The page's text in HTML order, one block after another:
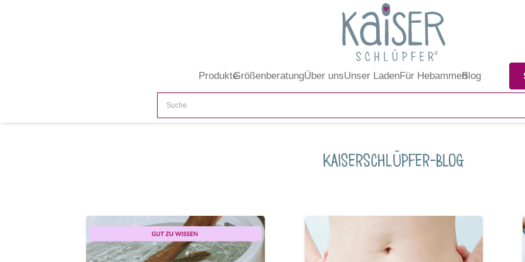
ProdukteGrößenberatungÜber unsUnser LadenFür HebammenBlog
Kaiserschlüpfer-Blog